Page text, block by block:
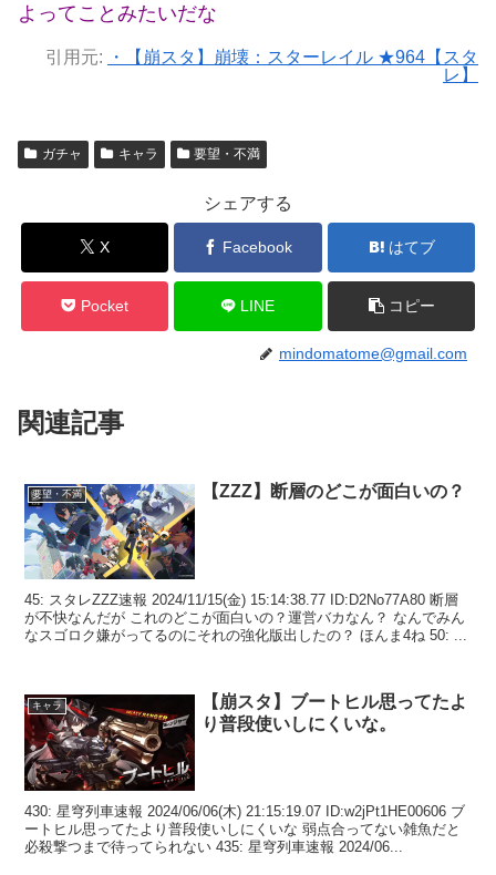
よってことみたいだな
引用元:
・【崩スタ】崩壊：スターレイル ★964【スタ
レ】
ガチャ キャラ 要望・不満
シェアする
X Facebook はてブ
Pocket LINE コピー
mindomatome@gmail.com
関連記事
要望・不満 【ZZZ】断層のどこが面白いの？
45: スタレZZZ速報 2024/11/15(金) 15:14:38.77 ID:D2No77A80 断層
が不快なんだが これのどこが面白いの？運営バカなん？ なんでみん
なスゴロク嫌がってるのにそれの強化版出したの？ ほんま4ね 50: ...
キャラ
【崩スタ】ブートヒル思ってたよ
り普段使いしにくいな。
430: 星穹列車速報 2024/06/06(木) 21:15:19.07 ID:w2jPt1HE00606 ブ
ートヒル思ってたより普段使いしにくいな 弱点合ってない雑魚だと
必殺撃つまで待ってられない 435: 星穹列車速報 2024/06...